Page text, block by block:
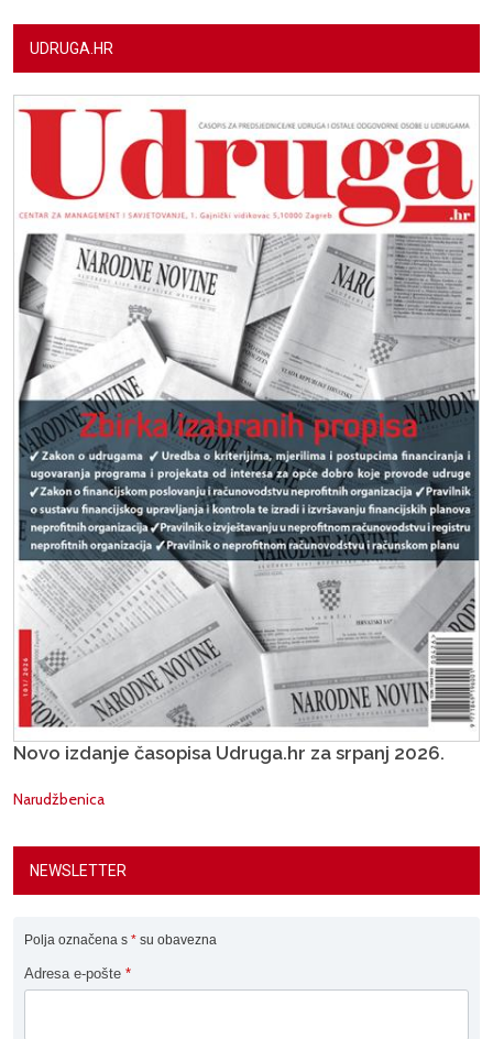
UDRUGA.HR
Novo izdanje časopisa Udruga.hr za srpanj 2026.
Narudžbenica
NEWSLETTER
Polja označena s * su obavezna
Adresa e-pošte *